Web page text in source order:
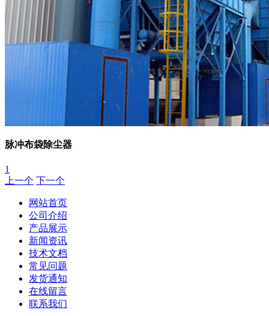
脉冲布袋除尘器
1
上一个 下一个
网站首页
公司介绍
产品展示
新闻资讯
技术文档
常见问题
发货通知
在线留言
联系我们